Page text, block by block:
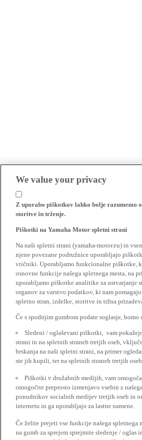
We value your privacy
Z uporabo piškotkov lahko bolje razumemo
storitve in trženje.
Piškotki na Yamaha Motor spletni strani
Na naši spletni strani (yamaha-motor.eu) in
njene povezane podružnice uporabljajo
vtičniki. Uporabljamo funkcionalne piškotke,
osnovne funkcije našega spletnega mesta, na
uporabljamo piškotke analitike za ustvarjanje
organov za varstvo podatkov, ki nam
spletno stran, izdelke, storitve in tržna
Če s spodnjim gumbom podate soglasje,
Sledeni / oglaševani piškotki, vam
strani in na spletnih straneh tretjih oseb,
brskanja na naši spletni strani, na primer
ste jih kupili, ter na spletnih straneh tretjih
Piškotki v družabnih medijih, vam
omogočite preprosto izmenjavo vsebin z
ponudnikov socialnih medijev tretjih oseb in
internetu in ga uporabljajo za lastne namene.
Če želite prejeti vse funkcije našega
na gumb za sprejem sprejmite sledenje /